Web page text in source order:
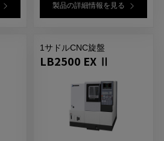
製品の詳細情報を見る
1サドルCNC旋盤
LB2500 EX Ⅱ